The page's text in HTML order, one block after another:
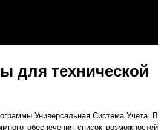
для технической
Универсальная Система Учета. В
обеспечения список возможностей